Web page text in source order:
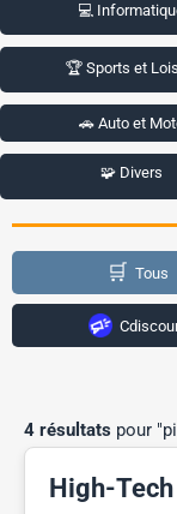
💻
🏆 Sports et
🚗 Auto et
🧩 Divers
🛒 Tous
4 résultats pour
High-